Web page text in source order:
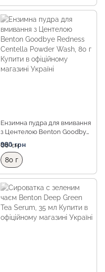
Ензимна пудра для вмивання
з Центелою Benton Goodbye
Redness Centella Powder
Wash, 80 г
990 грн
Об `єм
80 г